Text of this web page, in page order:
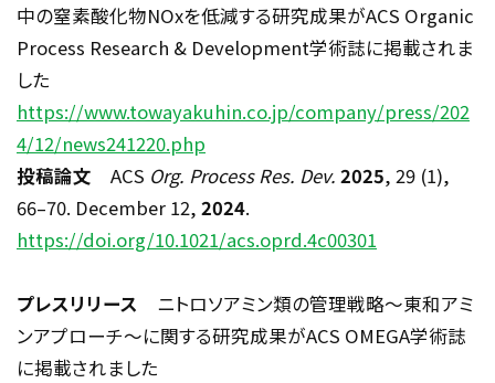
中の窒素酸化物NOxを低減する研究成果がACS Organic
Process Research & Development学術誌に掲載されま
した
https://www.towayakuhin.co.jp/company/press/202
4/12/news241220.php
投稿論文
ACS Org. Process Res. Dev. 2025, 29 (1),
66–70. December 12, 2024.
https://doi.org/10.1021/acs.oprd.4c00301
プレスリリース ニトロソアミン類の管理戦略～東和アミ
ンアプローチ～に関する研究成果がACS OMEGA学術誌
に掲載されました